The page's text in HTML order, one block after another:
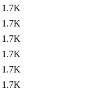
1.7K
1.7K
1.7K
1.7K
1.7K
1.7K